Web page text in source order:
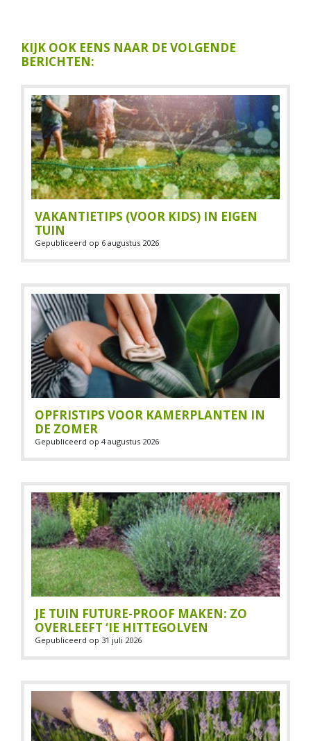
KIJK OOK EENS NAAR DE VOLGENDE
BERICHTEN:
VAKANTIETIPS (VOOR KIDS) IN EIGEN
TUIN
Gepubliceerd op 6 augustus 2026
OPFRISTIPS VOOR KAMERPLANTEN IN
DE ZOMER
Gepubliceerd op 4 augustus 2026
JE TUIN FUTURE-PROOF MAKEN: ZO
OVERLEEFT ‘IE HITTEGOLVEN
Gepubliceerd op 31 juli 2026